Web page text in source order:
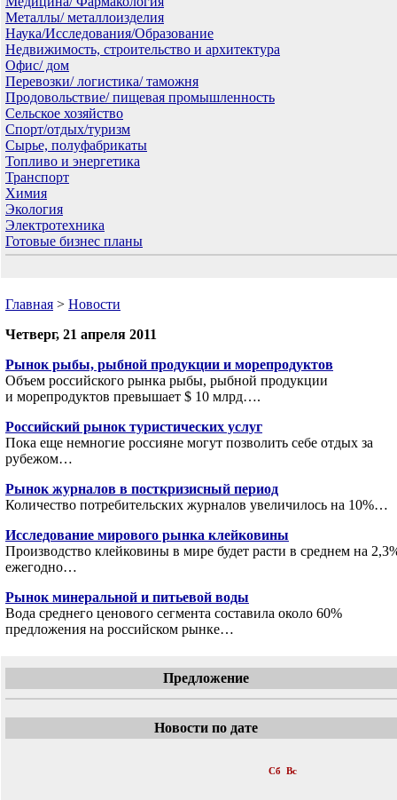
Металлы/ металлоизделия
Наука/Исследования/Образование
Недвижимость, строительство и архитектура
Офис/ дом
Перевозки/ логистика/ таможня
Продовольствие/ пищевая промышленность
Сельское хозяйство
Спорт/отдых/туризм
Сырье, полуфабрикаты
Топливо и энергетика
Транспорт
Химия
Экология
Электротехника
Готовые бизнес планы
Главная > Новости
Четверг, 21 апреля 2011
Рынок рыбы, рыбной продукции и морепродуктов
Объем российского рынка рыбы, рыбной продукции
и морепродуктов превышает $ 10 млрд….
Российский рынок туристических услуг
Пока еще немногие россияне могут позволить себе отдых за
рубежом…
Рынок журналов в посткризисный период
Количество потребительских журналов увеличилось на 10%…
Исследование мирового рынка клейковины
Производство клейковины в мире будет расти в среднем на
ежегодно…
Рынок минеральной и питьевой воды
Вода среднего ценового сегмента составила около 60%
предложения на российском рынке…
Предложение
Новости по дате
Сб Вс